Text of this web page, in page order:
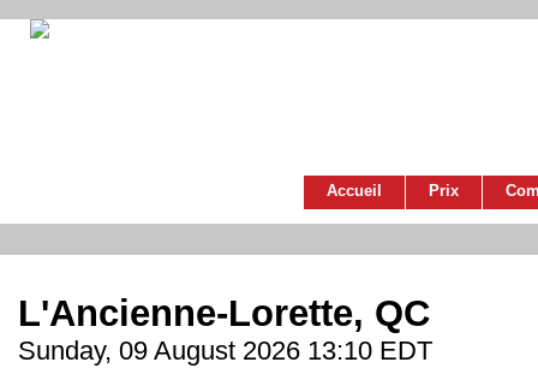
Accueil Prix
L'Ancienne-Lorette, QC
Sunday, 09 August 2026 13:10 EDT